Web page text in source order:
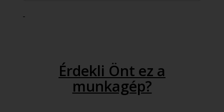
-
Érdekli Önt ez a
munkagép?